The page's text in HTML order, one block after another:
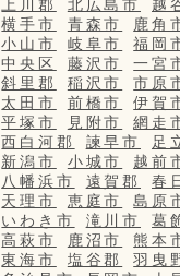
上川郡
北広島市 越
横手市
青森市 鹿角
小山市
岐阜市 福岡
中央区
藤沢市 一宮
斜里郡
稲沢市 市原
太田市
前橋市 伊賀
平塚市
見附市 網走
西白河郡
諫早市 足
新潟市
小城市 越前
八幡浜市
遠賀郡 春
天理市
恵庭市 島原
いわき市
滝川市 葛
高萩市
鹿沼市 熊本
東海市
塩谷郡 羽曳